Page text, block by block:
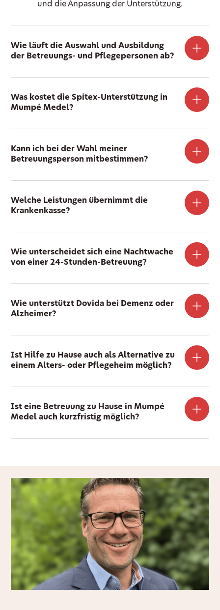
und die Anpassung der Unterstützung.
Wie läuft die Auswahl und Ausbildung
der Betreuungs- und Pflegepersonen ab?
Was kostet die Spitex-Unterstützung in
Mumpé Medel?
Kann ich bei der Wahl meiner
Betreuungsperson mitbestimmen?
Welche Leistungen übernimmt die
Krankenkasse?
Wie unterscheidet sich eine Nachtwache
von einer 24-Stunden-Betreuung?
Wie unterstützt Dovida bei Demenz oder
Alzheimer?
Ist Hilfe zu Hause auch als Alternative zu
einem Alters- oder Pflegeheim möglich?
Ist eine Betreuung zu Hause in Mumpé
Medel auch kurzfristig möglich?